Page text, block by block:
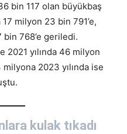
bin 117 olan büyükbaş
17 milyon 23 bin 791’e,
bin 768’e geriledi.
2021 yılında 46 milyon
2023 yılında ise
kulak tıkadı